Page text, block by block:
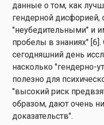
данные о том, как
гендерной дисфорией,
"неубедительными" и
пробелы в знаниях"
сегодняшний день
насколько "гендерно-
полезно для
"высокий риск
образом, дают очень
доказательств".